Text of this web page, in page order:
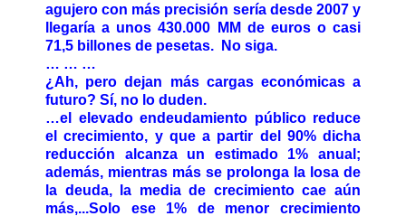
agujero con más precisión sería desde 2007 y
llegaría a unos 430.000 MM de euros o casi
71,5 billones de pesetas. No siga.
… … …
¿Ah, pero dejan más cargas económicas a
futuro? Sí, no lo duden.
…el elevado endeudamiento público reduce
el crecimiento, y que a partir del 90% dicha
reducción alcanza un estimado 1% anual;
además, mientras más se prolonga la losa de
la deuda, la media de crecimiento cae aún
más,...Solo ese 1% de menor crecimiento